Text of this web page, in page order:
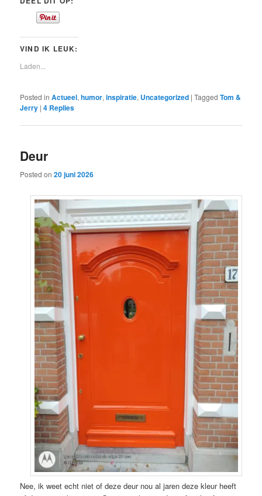
VIND IK LEUK:
Laden...
Posted in Actueel,humor,inspiratie, Uncategorized |Tagged Tom &
Jerry |4 Replies
Deur
Posted on20 juni 2026
Nee, ik weet echt niet of deze deur nou al jaren deze kleur heeft